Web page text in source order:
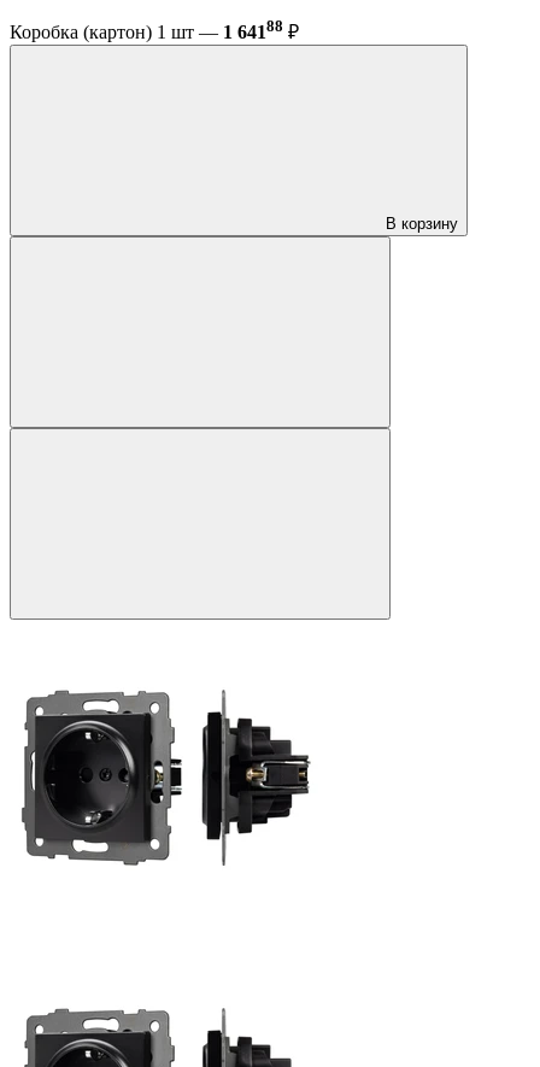
Коробка (картон) 1 шт — 1 64188 ₽
В корзину